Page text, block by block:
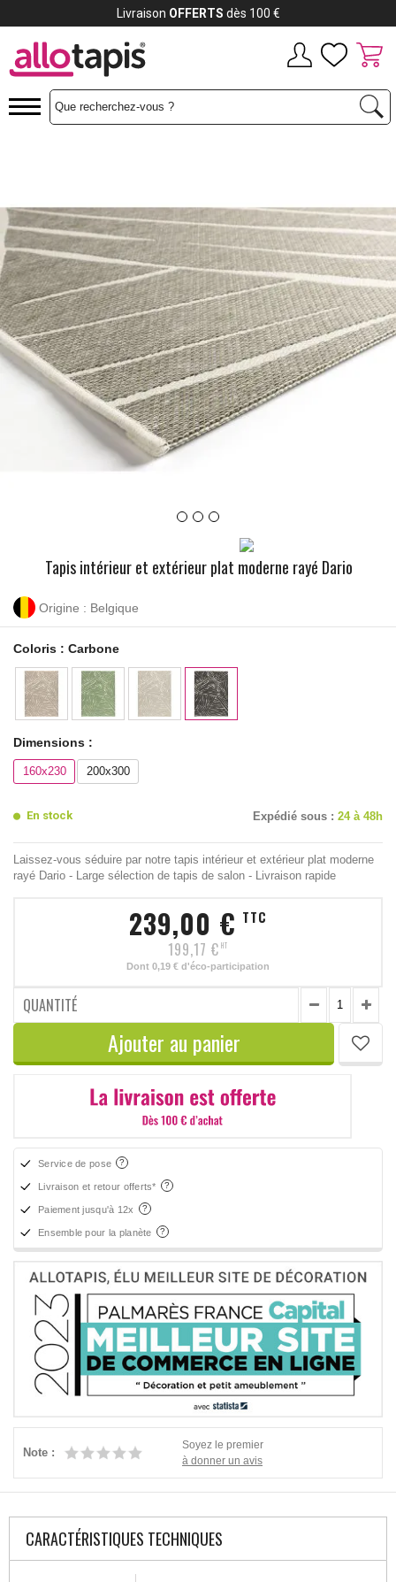
Tapis intérieur et extérieur plat moderne rayé Dario
Origine : Belgique
Coloris : Carbone
Dimensions :
160x230 200x300
En stock Expédié sous : 24 à 48h
Laissez-vous séduire par notre tapis intérieur et extérieur plat moderne
rayé Dario - Large sélection de tapis de salon - Livraison rapide
239,00 € TTC
199,17 € HT
Dont 0,19 € d'éco-participation
QUANTITÉ
Ajouter au panier
Service de pose
Livraison et retour offerts*
Paiement jusqu'à 12x
Ensemble pour la planète
Note :
Soyez le premier
à donner un avis
CARACTÉRISTIQUES TECHNIQUES
Payez jusqu'à12x